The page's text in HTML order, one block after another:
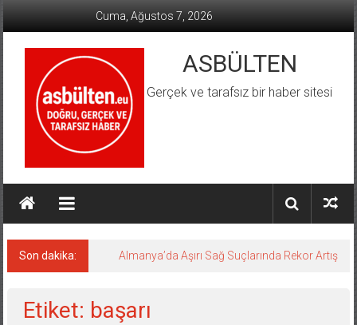
Cuma, Ağustos 7, 2026
ASBÜLTEN
Gerçek ve tarafsız bir haber sitesi
Son dakika: Almanya’da Aşırı Sağ Suçlarında Rekor Artış
Etiket: başarı